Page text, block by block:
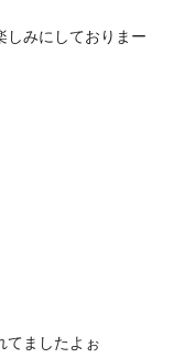
しみにしておりまー
てましたよぉ